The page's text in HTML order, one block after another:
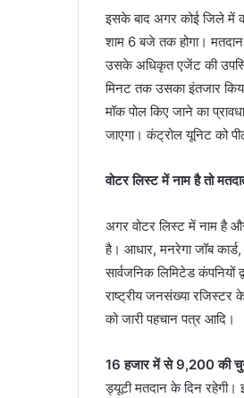
इसके बाद अगर कोई जिले में
शाम 6 बजे तक होगा।
उसके अधिकृत एजेंट की
मिनट तक उसका इंतजार
मॉक पोल किए जाने का
जाएगा। कंट्रोल यूनिट को
वोटर लिस्ट में नाम है तो
अगर वोटर लिस्ट में नाम है और
है। आधार, मनरेगा जॉब
सार्वजनिक लिमिटेड कंपनियों
राष्ट्रीय जनसंख्या रजिस्टर के
को जारी पहचान पत्र आदि।
16 हजार में से 9,200 की
ड्यूटी मतदान के दिन रहेगी।